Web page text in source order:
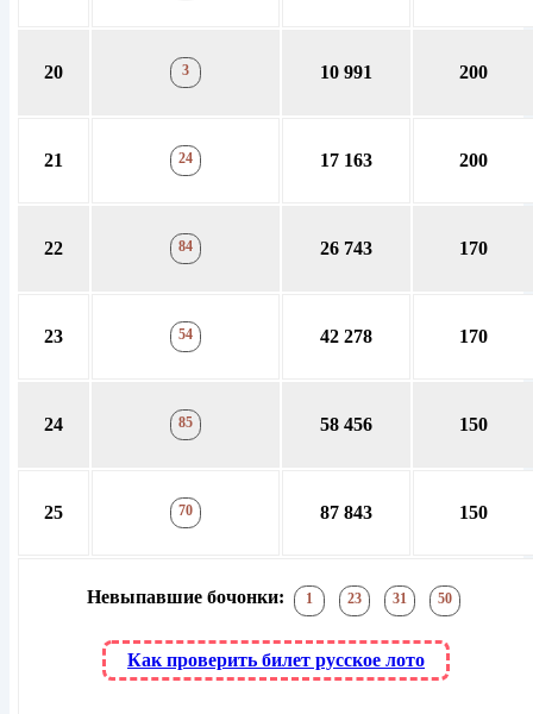
Невыпавшие бочонки: 1 23 31 50
Как проверить билет русское лото
20 3 10 991 200
21 24 17 163 200
22 84 26 743 170
23 54 42 278 170
24 85 58 456 150
25 70 87 843 150